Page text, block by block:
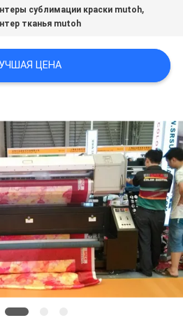
сублимации краски mutoh,
тканья mutoh
ЦЕНА